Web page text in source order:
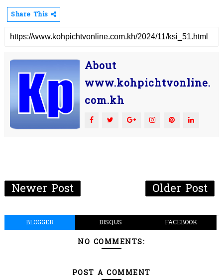
Share This
About
www.kohpichtvonline.
com.kh
Newer Post Older Post
BLOGGER DISQUS FACEBOOK
NO COMMENTS:
POST A COMMENT